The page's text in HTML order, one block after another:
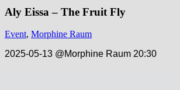
Aly Eissa – The Fruit Fly
Event, Morphine Raum
2025-05-13 @Morphine Raum 20:30